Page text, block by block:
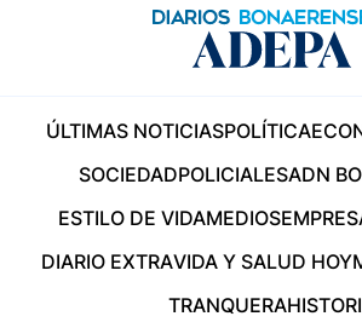
ÚLTIMAS NOTICIASPOLÍTICA
SOCIEDADPOLICIALESADN
ESTILO DE VIDAMEDIOS
DIARIO EXTRAVIDA Y SALUD HOY
TRANQUERA